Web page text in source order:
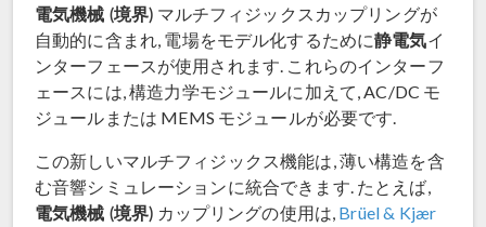
電気機械 (境界) マルチフィジックスカップリングが
自動的に含まれ, 電場をモデル化するために静電気イ
ンターフェースが使用されます. これらのインターフ
ェースには, 構造力学モジュールに加えて, AC/DC モ
ジュールまたは MEMS モジュールが必要です.
この新しいマルチフィジックス機能は, 薄い構造を含
む音響シミュレーションに統合できます. たとえば,
電気機械 (境界) カップリングの使用は, Brüel & Kjær